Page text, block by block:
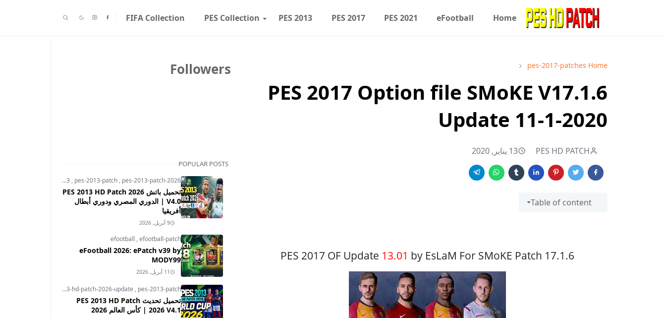
Home
eFootball
PES 2021
PES 2017
PES 2013
PES Collection
FIFA Collection
Home
pes-2017-patches
PES 2017 Option file SMoKE V17.1.6
Update 11-1-2020
PES HD PATCH 13 يناير, 2020
Table of content
PES 2017 OF Update 13.01 by EsLaM For SMoKE Patch 17.1.6
Followers
POPULAR POSTS
pes-2013 , pes-2013-patch , pes-2013-patch-2026
تحميل باتش PES 2013 HD Patch 2026
V4.0 | الدوري المصري ودوري أبطال
أفريقيا
9 أبريل, 2026
efootball ,efootball-patch
eFootball 2026: ePatch v39 by
MODY99
11 أبريل, 2026
pes-2013-hd-patch-2026-update , pes-2013-patch
تحميل تحديث PES 2013 HD Patch
2026 V4.1 | كأس العالم 2026